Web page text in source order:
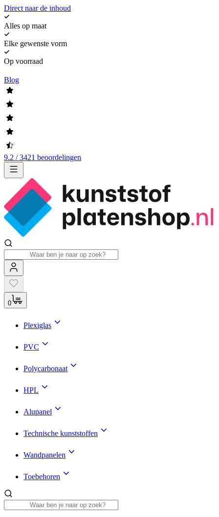
Direct naar de inhoud
Alles op maat
Elke gewenste vorm
Op voorraad
Blog
9.2 / 3421 beoordelingen
0
Plexiglas
PVC
Polycarbonaat
HPL
Alupanel
Technische kunststoffen
Wandpanelen
Toebehoren